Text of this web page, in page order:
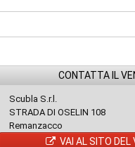
CONTATTA IL
Scubla S.r.l.
STRADA DI OSELIN 108
Remanzacco
VAI AL SITO DEL